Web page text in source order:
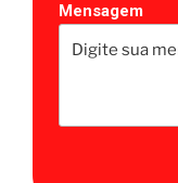
Mensagem